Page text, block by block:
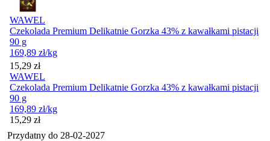
WAWEL
Czekolada Premium Delikatnie Gorzka 43% z kawałkami pistacji
90 g
169,89 zł/kg
Cena
15,29 zł
WAWEL
Czekolada Premium Delikatnie Gorzka 43% z kawałkami pistacji
90 g
169,89 zł/kg
Cena
15,29 zł
Przydatny do 28-02-2027